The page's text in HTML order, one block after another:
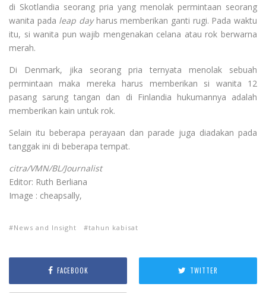
di Skotlandia seorang pria yang menolak permintaan seorang
wanita pada leap dayharus memberikan ganti rugi. Pada waktu
itu, si wanita pun wajib mengenakan celana atau rok berwarna
merah.
Di Denmark, jika seorang pria ternyata menolak sebuah
permintaan maka mereka harus memberikan si wanita 12
pasang sarung tangan dan di Finlandia hukumannya adalah
memberikan kain untuk rok.
Selain itu beberapa perayaan dan parade juga diadakan pada
tanggak ini di beberapa tempat.
citra/VMN/BL/Journalist
Editor: Ruth Berliana
Image : cheapsally,
News and Insight tahun kabisat
FACEBOOK TWITTER